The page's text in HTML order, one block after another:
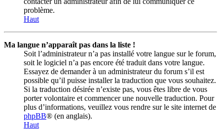
problème.
Haut
Ma langue n’apparaît pas dans la liste !
Soit l’administrateur n’a pas installé votre langue sur le forum,
soit le logiciel n’a pas encore été traduit dans votre langue.
Essayez de demander à un administrateur du forum s’il est
possible qu’il puisse installer la traduction que vous souhaitez.
Si la traduction désirée n’existe pas, vous êtes libre de vous
porter volontaire et commencer une nouvelle traduction. Pour
plus d’informations, veuillez vous rendre sur le site internet de
phpBB® (en anglais).
Haut